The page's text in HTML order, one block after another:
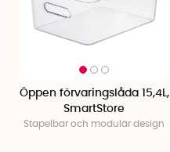
Öppen förvaringslåda 15,4L,
SmartStore
Stapelbar och modulär design